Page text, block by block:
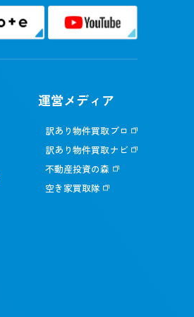
運営メディア
訳あり物件買取プロ
訳あり物件買取ナビ
不動産投資の森
空き家買取隊